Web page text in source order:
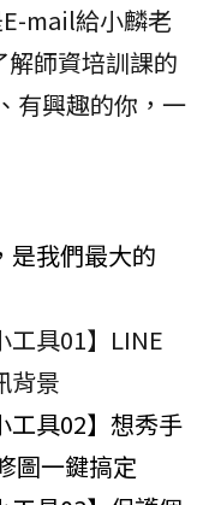
E-mail給小麟老
解師資培訓課的
有興趣的你，一
是我們最大的
工具01】LINE
背景
工具02】想秀手
圖一鍵搞定